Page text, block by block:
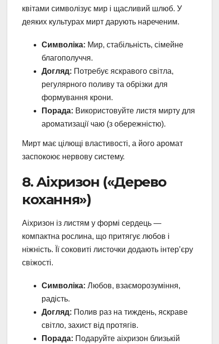
квітами символізує мир і щасливий шлюб. У
деяких культурах мирт дарують нареченим.
Символіка: Мир, стабільність, сімейне
благополуччя.
Догляд: Потребує яскравого світла,
регулярного поливу та обрізки для
формування крони.
Порада: Використовуйте листя мирту для
ароматизації чаю (з обережністю).
Мирт має цілющі властивості, а його аромат
заспокоює нервову систему.
8. Аіхризон («Дерево
кохання»)
Аіхризон із листям у формі сердець —
компактна рослина, що притягує любов і
ніжність. Її соковиті листочки додають інтер’єру
свіжості.
Символіка: Любов, взаєморозуміння,
радість.
Догляд: Полив раз на тиждень, яскраве
світло, захист від протягів.
Порада: Подаруйте аіхризон близькій